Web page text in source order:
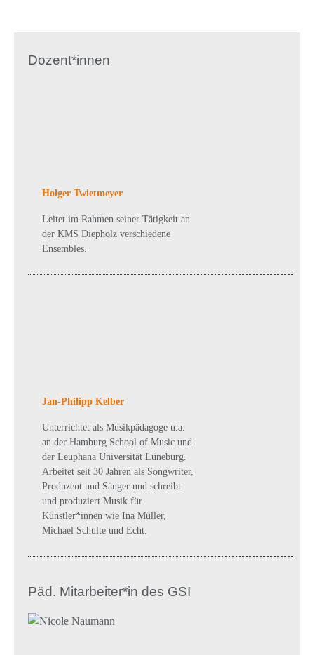
Dozent*innen
Holger Twietmeyer
Leitet im Rahmen seiner Tätigkeit an
der KMS Diepholz verschiedene
Ensembles.
Jan-Philipp Kelber
Unterrichtet als Musikpädagoge u.a.
an der Hamburg School of Music und
der Leuphana Universität Lüneburg.
Arbeitet seit 30 Jahren als Songwriter,
Produzent und Sänger und schreibt
und produziert Musik für
Künstler*innen wie Ina Müller,
Michael Schulte und Echt.
Päd. Mitarbeiter*in des GSI